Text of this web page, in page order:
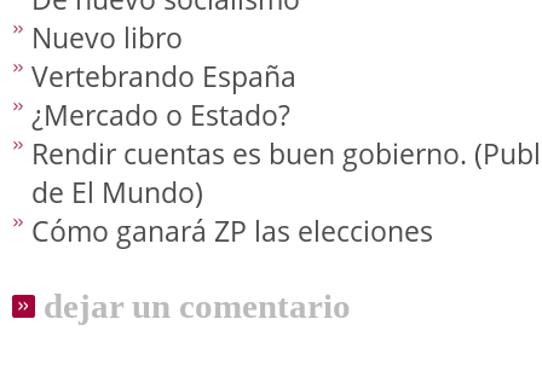
Nuevo libro
Vertebrando España
¿Mercado o Estado?
Rendir cuentas es buen gobierno.
de El Mundo)
Cómo ganará ZP las elecciones
dejar un comentario